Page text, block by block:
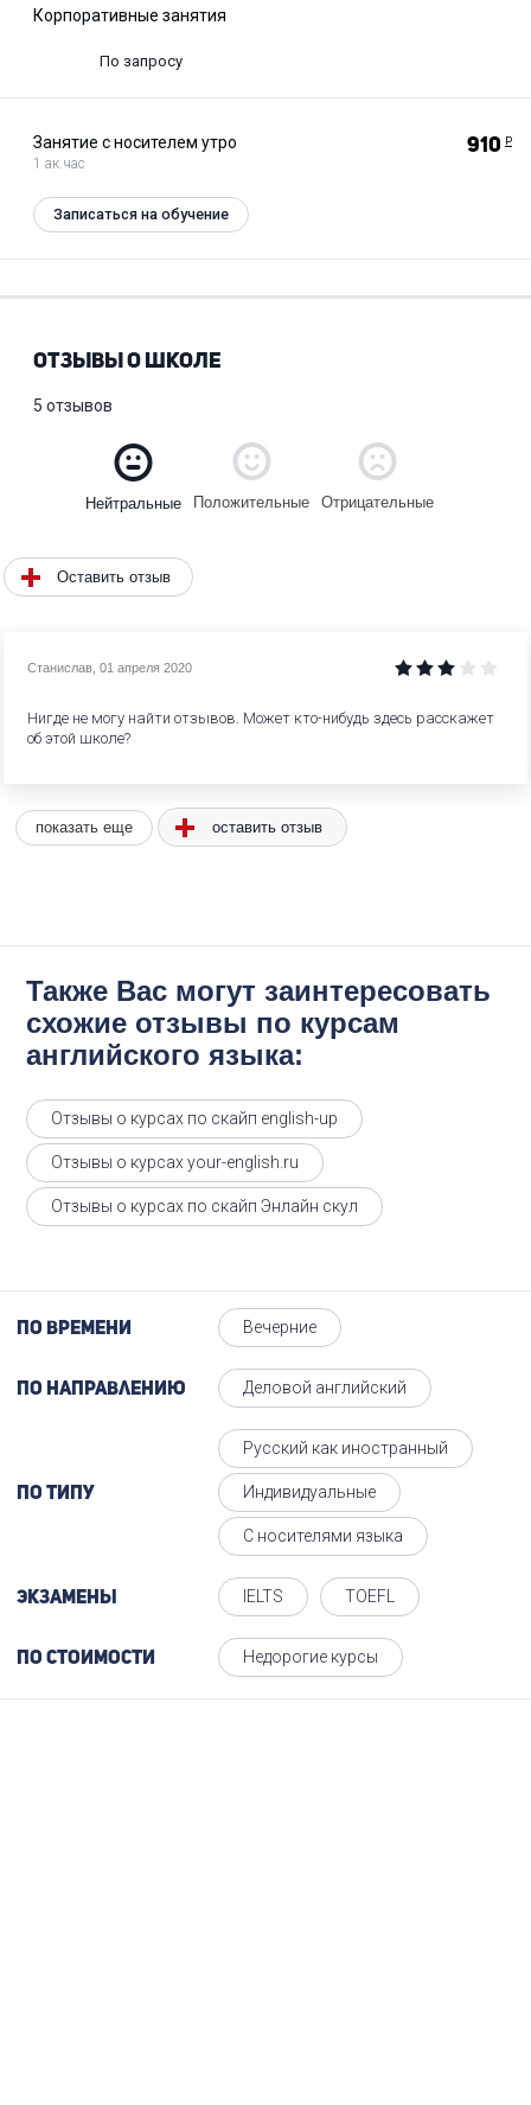
Корпоративные занятия
По запросу
Занятие с носителем утро
1 ак.час
910 Р
Записаться на обучение
ОТЗЫВЫ О ШКОЛЕ
5 отзывов
Нейтральные Положительные Отрицательные
Оставить отзыв
Станислав, 01 апреля 2020
Нигде не могу найти отзывов. Может кто-нибудь здесь расскажет
об этой школе?
показать еще оставить отзыв
Также Вас могут заинтересовать
схожие отзывы по курсам
английского языка:
Отзывы о курсах по скайп english-up
Отзывы о курсах your-english.ru
Отзывы о курсах по скайп Энлайн скул
По времени Вечерние
По направлению Деловой английский
По типу
Русский как иностранный
Индивидуальные
С носителями языка
Экзамены IELTS TOEFL
По стоимости Недорогие курсы